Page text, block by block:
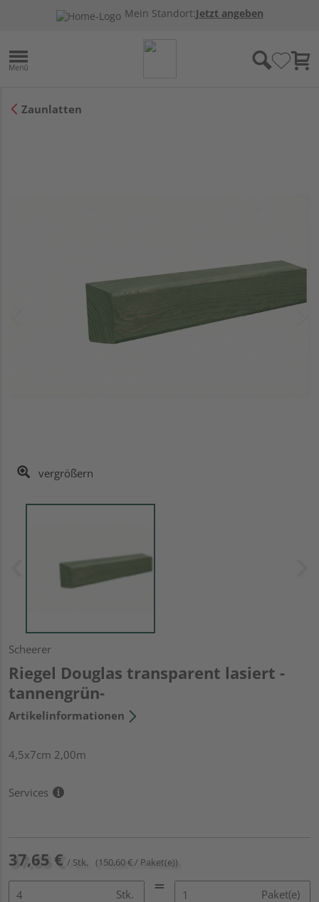
Mein Standort:Jetzt angeben
Zaunlatten
vergrößern
Scheerer
Riegel Douglas transparent lasiert -
tannengrün-
Artikelinformationen
4,5x7cm 2,00m
Services
37,65 € / Stk. (150,60 € / Paket(e))
Stk. Paket(e)